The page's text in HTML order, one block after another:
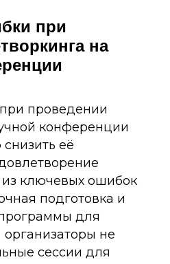
при
на
проведении
конференции
её
ключевых ошибок
подготовка и
для
организаторы не
сессии для